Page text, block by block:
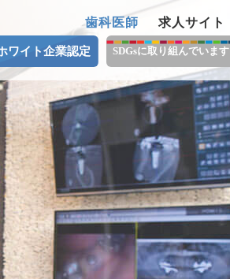
歯科医師 求人サイト
ワイト企業認定 SDGsに取り組んでいます